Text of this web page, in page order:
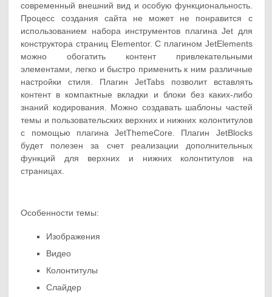
современный внешний вид и особую функциональность.
Процесс создания сайта не может не понравится с
использованием набора инструментов плагина Jet для
конструктора страниц Elementor. С плагином JetElements
можно обогатить контент привлекательными
элементами, легко и быстро применить к ним различные
настройки стиля. Плагин JetTabs позволит вставлять
контент в компактные вкладки и блоки без каких-либо
знаний кодирования. Можно создавать шаблоны частей
темы и пользовательских верхних и нижних колонтитулов
с помощью плагина JetThemeCore. Плагин JetBlocks
будет полезен за счет реализации дополнительных
функций для верхних и нижних колонтитулов на
страницах.
Особенности темы:
Изображения
Видео
Колонтитулы
Слайдер